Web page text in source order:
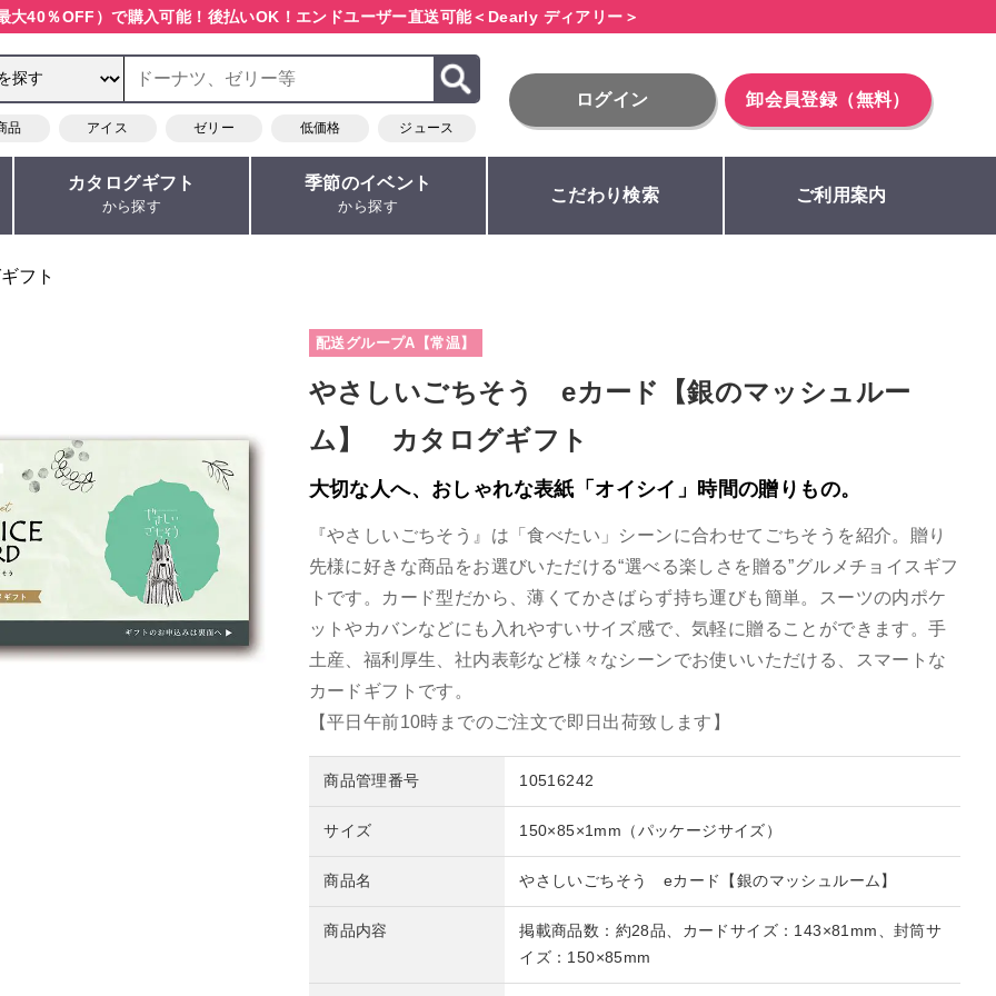
大40％OFF）で購入可能！ 後払いOK！エンドユーザー直送可能＜Dearly ディアリー＞
品 アイス ゼリー 低価格 ジュース
ログイン 卸会員登録（無料）
カタログギフト
から探す
季節のイベント
から探す
こだわり検索 ご利用案内
フト
配送グループA【常温】
やさしいごちそう eカード【銀のマッシュルー
ム】 カタログギフト
大切な人へ、おしゃれな表紙「オイシイ」時間の贈りもの。
『やさしいごちそう』は「食べたい」シーンに合わせてごちそうを紹介。贈り
先様に好きな商品をお選びいただける“選べる楽しさを贈る”グルメチョイスギフ
トです。カード型だから、薄くてかさばらず持ち運びも簡単。スーツの内ポケ
ットやカバンなどにも入れやすいサイズ感で、気軽に贈ることができます。手
土産、福利厚生、社内表彰など様々なシーンでお使いいただける、スマートな
カードギフトです。
【平日午前10時までのご注文で即日出荷致します】
商品管理番号 10516242
サイズ 150×85×1mm（パッケージサイズ）
商品名 やさしいごちそう eカード【銀のマッシュルーム】
商品内容
掲載商品数：約28品、カードサイズ：143×81mm、封筒サ
イズ：150×85mm